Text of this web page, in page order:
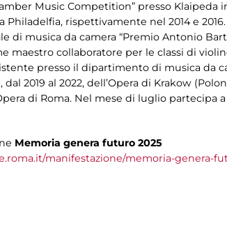
Music Competition” presso Klaipeda
Philadelfia, rispettivamente nel 2014 e
di musica da camera “Premio Antonio
maestro collaboratore per le classi di
presso il dipartimento di musica da
2019 al 2022, dell’Opera di Krakow
di Roma. Nel mese di luglio partecipa a
Memoria genera futuro 2025
manifestazione/memoria-genera-